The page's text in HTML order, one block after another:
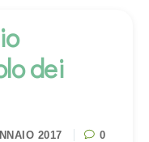
dei
2017
0